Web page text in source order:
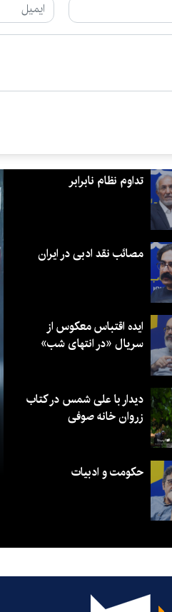
تداوم نظام نابرابر
مصائب نقد ادبی در ایران
ایده اقتباس معکوس از
سریال «در انتهای شب»
دیدار با علی شمس در کتاب
زروان خانه صوفی
حکومت و ادبیات